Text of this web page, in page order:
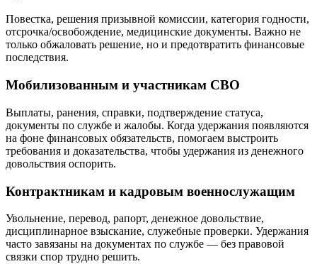
Повестка, решения призывной комиссии, категория годности,
отсрочка/освобождение, медицинские документы. Важно не
только обжаловать решение, но и предотвратить финансовые
последствия.
Мобилизованным и участникам СВО
Выплаты, ранения, справки, подтверждение статуса,
документы по службе и жалобы. Когда удержания появляются
на фоне финансовых обязательств, помогаем выстроить
требования и доказательства, чтобы удержания из денежного
довольствия оспорить.
Контрактникам и кадровым военнослужащим
Увольнение, перевод, рапорт, денежное довольствие,
дисциплинарное взыскание, служебные проверки. Удержания
часто завязаны на документах по службе — без правовой
связки спор трудно решить.